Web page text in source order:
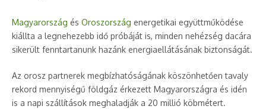
Magyarország és Oroszország energetikai együttműködése
kiállta a legnehezebb idő próbáját is, minden nehézség dacára
sikerült fenntartanunk hazánk energiaellátásának biztonságát.
Az orosz partnerek megbízhatóságának köszönhetően tavaly
rekord mennyiségű földgáz érkezett Magyarországra és idén
is a napi szállítások meghaladják a 20 millió köbmétert.